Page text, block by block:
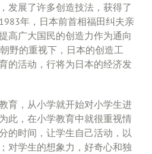
发展了许多创造技法，获得了
年，日本前首相福田纠夫亲
高广大国民的创造力作为通向
野的重视下，日本的创造工
的活动，行将为日本的经济发
育，从小学就开始对小学生进
此，在小学教育中就很重视情
的时间，让学生自己活动，以
对学生的想象力，好奇心和独